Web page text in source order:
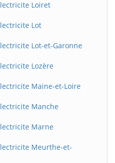
Loiret
Lot
Lot-et-Garonne
Lozère
Maine-et-Loire
Manche
Marne
Meurthe-et-